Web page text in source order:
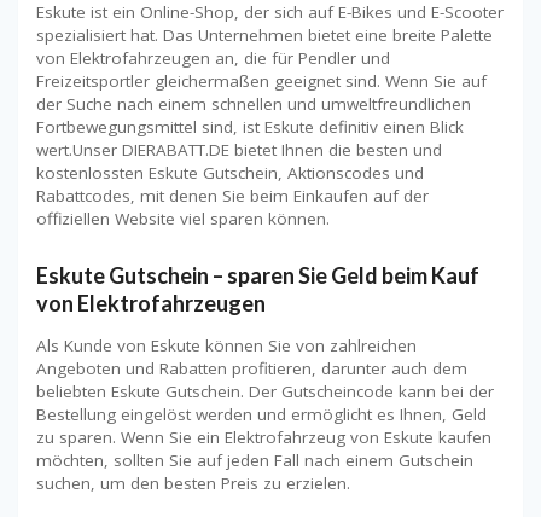
Eskute ist ein Online-Shop, der sich auf E-Bikes und E-Scooter
spezialisiert hat. Das Unternehmen bietet eine breite Palette
von Elektrofahrzeugen an, die für Pendler und
Freizeitsportler gleichermaßen geeignet sind. Wenn Sie auf
der Suche nach einem schnellen und umweltfreundlichen
Fortbewegungsmittel sind, ist Eskute definitiv einen Blick
wert.Unser DIERABATT.DE bietet Ihnen die besten und
kostenlossten Eskute Gutschein, Aktionscodes und
Rabattcodes, mit denen Sie beim Einkaufen auf der
offiziellen Website viel sparen können.
Eskute Gutschein – sparen Sie Geld beim Kauf
von Elektrofahrzeugen
Als Kunde von Eskute können Sie von zahlreichen
Angeboten und Rabatten profitieren, darunter auch dem
beliebten Eskute Gutschein. Der Gutscheincode kann bei der
Bestellung eingelöst werden und ermöglicht es Ihnen, Geld
zu sparen. Wenn Sie ein Elektrofahrzeug von Eskute kaufen
möchten, sollten Sie auf jeden Fall nach einem Gutschein
suchen, um den besten Preis zu erzielen.